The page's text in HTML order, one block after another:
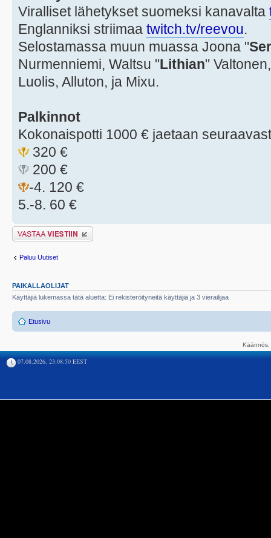
Viralliset lähetykset suomeksi kanavalta
Englanniksi striimaa twitch.tv/reevou.
Selostamassa muun muassa Joona "
Nurmenniemi, Waltsu "Lithian"
Luolis, Alluton, ja Mixu.
Palkinnot
Kokonaispotti 1000 € jaetaan
320 €
200 €
-4. 120 €
5.-8. 60 €
Lähetä vastaus
Paluu Uutiset
PAIKALLAOLIJAT
Käyttäjiä lukemassa tätä aluetta: Ei rekisteröityneitä käyttäjiä ja 3 vierailijaa
Etusivu
07.08.2026, 23:08:50 EEST